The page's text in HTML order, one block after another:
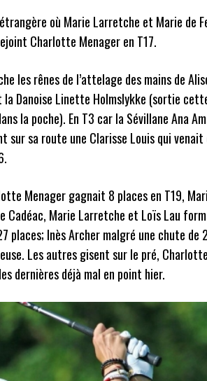
où Marie Larretche et Marie de
Charlotte Menager en T17.
les rênes de l’attelage des mains de
Danoise Linette Holmslykke (sortie
la poche). En T3 car la Sévillane Ana
sur sa route une Clarisse Louis qui venait
Menager gagnait 8 places en T19,
Marie Larretche et Loïs Lau
places; Inès Archer malgré une chute de
Les autres gisent sur le pré,
dernières déjà mal en point hier.